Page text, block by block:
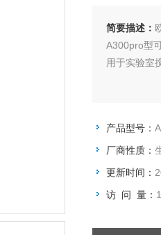
简要描述：
A300pro型
用于实验室
产品型号：
厂商性质：
更新时间：
访 问 量：